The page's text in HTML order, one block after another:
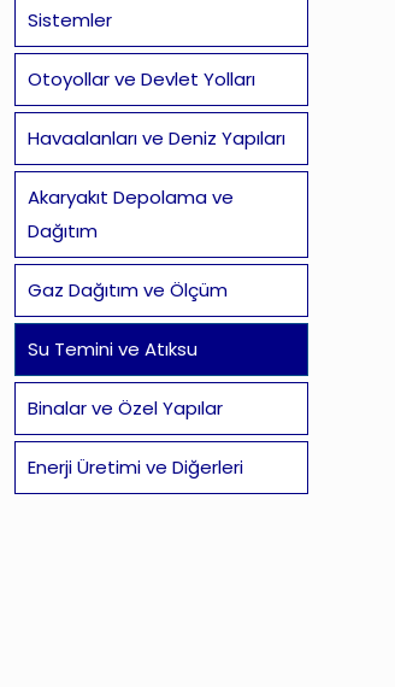
Sistemler
Otoyollar ve Devlet Yolları
Havaalanları ve Deniz Yapıları
Akaryakıt Depolama ve
Dağıtım
Gaz Dağıtım ve Ölçüm
Su Temini ve Atıksu
Binalar ve Özel Yapılar
Enerji Üretimi ve Diğerleri